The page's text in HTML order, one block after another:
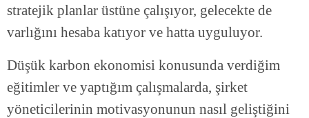
stratejik planlar üstüne çalışıyor, gelecekte de
varlığını hesaba katıyor ve hatta uyguluyor.
Düşük karbon ekonomisi konusunda verdiğim
eğitimler ve yaptığım çalışmalarda, şirket
yöneticilerinin motivasyonunun nasıl geliştiğini